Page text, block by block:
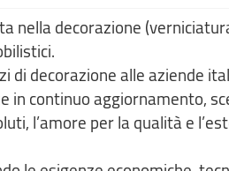
nella decorazione
decorazione alle aziende
in continuo aggiornamento,
l’amore per la qualità e